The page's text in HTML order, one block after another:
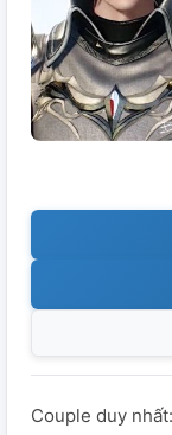
Couple duy